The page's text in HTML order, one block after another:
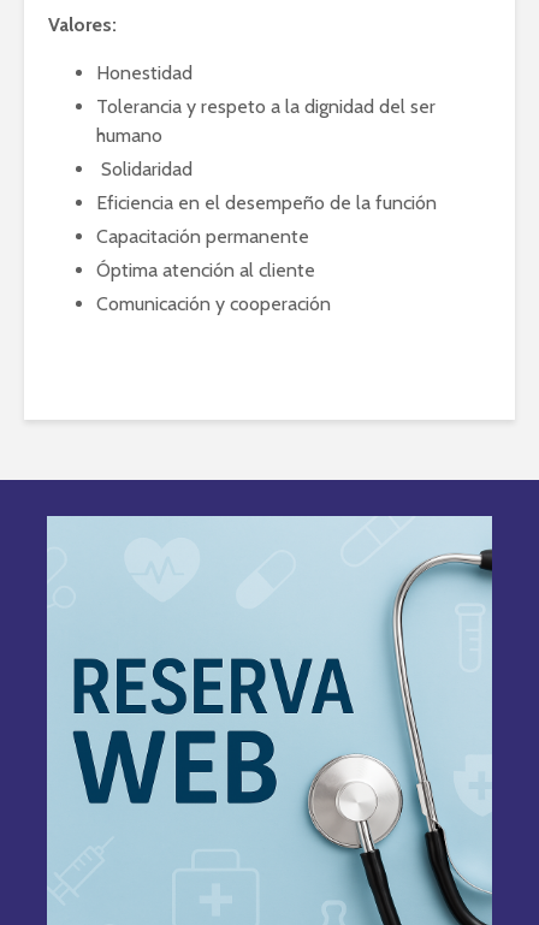
Valores:
Honestidad
Tolerancia y respeto a la dignidad del ser
humano
Solidaridad
Eficiencia en el desempeño de la función
Capacitación permanente
Óptima atención al cliente
Comunicación y cooperación